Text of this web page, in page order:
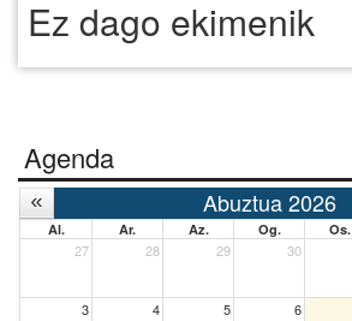
Ez dago ekimenik
Agenda
Abuztua 2026
Al. Ar. Az. Og. Os.
27 28 29 30
3 4 5 6